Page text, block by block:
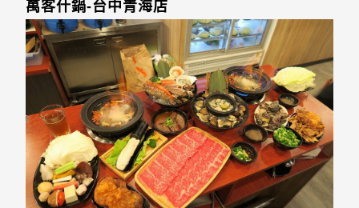
萬客什鍋-台中青海店